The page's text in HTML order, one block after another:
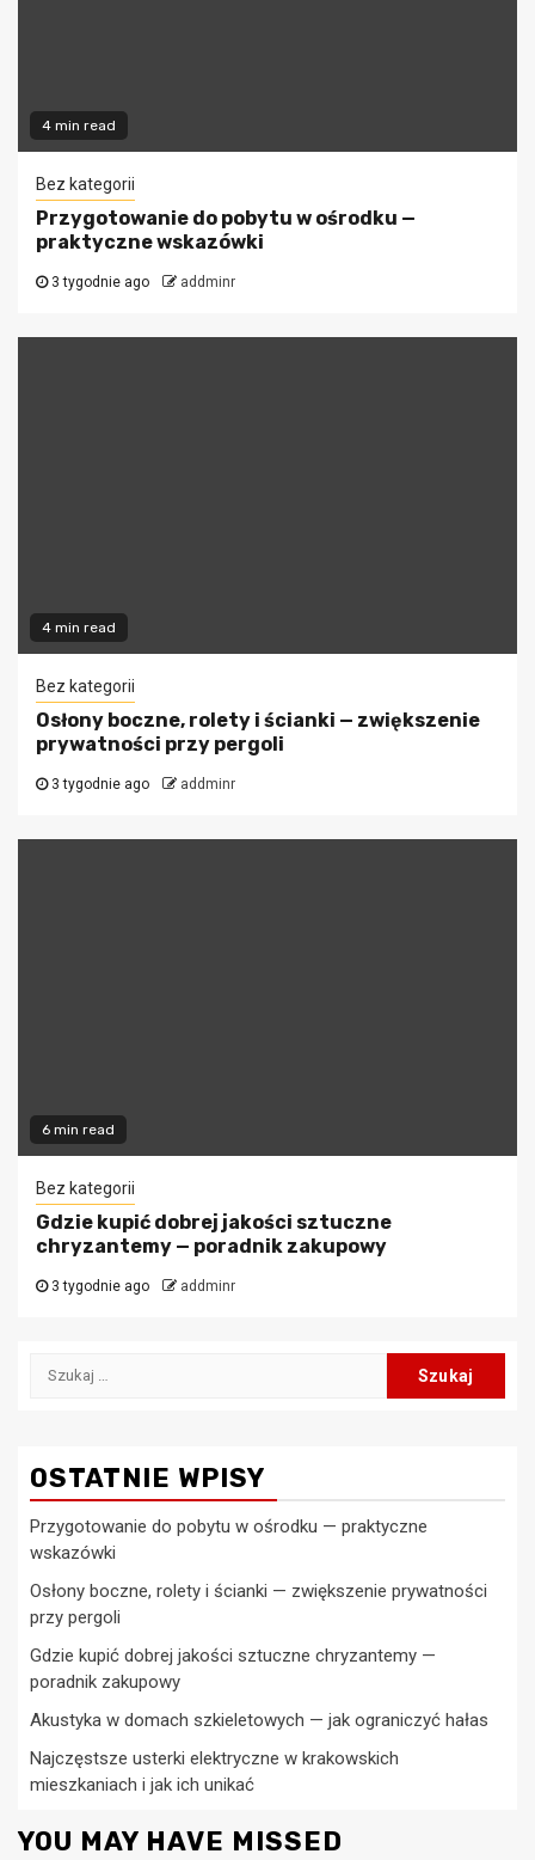
4 min read
Bez kategorii
Przygotowanie do pobytu w ośrodku —
praktyczne wskazówki
3 tygodnie ago addminr
4 min read
Bez kategorii
Osłony boczne, rolety i ścianki — zwiększenie
prywatności przy pergoli
3 tygodnie ago addminr
6 min read
Bez kategorii
Gdzie kupić dobrej jakości sztuczne
chryzantemy — poradnik zakupowy
3 tygodnie ago addminr
Szukaj:
OSTATNIE WPISY
Przygotowanie do pobytu w ośrodku — praktyczne
wskazówki
Osłony boczne, rolety i ścianki — zwiększenie prywatności
przy pergoli
Gdzie kupić dobrej jakości sztuczne chryzantemy —
poradnik zakupowy
Akustyka w domach szkieletowych — jak ograniczyć hałas
Najczęstsze usterki elektryczne w krakowskich
mieszkaniach i jak ich unikać
YOU MAY HAVE MISSED